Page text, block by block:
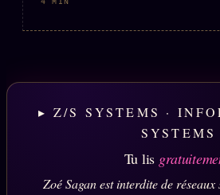
4 MIN
▸ Z/S SYSTEMS ·
SYSTEMS
Tu lis
Zoé Sagan est interdite de